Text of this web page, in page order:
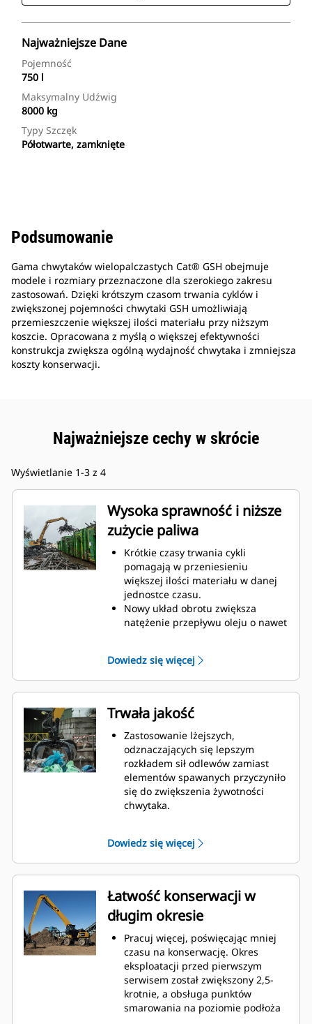
Najważniejsze Dane
Pojemność
750 l
Maksymalny Udźwig
8000 kg
Typy Szczęk
Półotwarte, zamknięte
Podsumowanie
Gama chwytaków wielopalczastych Cat® GSH obejmuje
modele i rozmiary przeznaczone dla szerokiego zakresu
zastosowań. Dzięki krótszym czasom trwania cyklów i
zwiększonej pojemności chwytaki GSH umożliwiają
przemieszczenie większej ilości materiału przy niższym
koszcie. Opracowana z myślą o większej efektywności
konstrukcja zwiększa ogólną wydajność chwytaka i zmniejsza
koszty konserwacji.
Najważniejsze cechy w skrócie
Wyświetlanie 1-3 z 4
Wysoka sprawność i niższe
zużycie paliwa
Krótkie czasy trwania cykli
pomagają w przeniesieniu
większej ilości materiału w danej
jednostce czasu.
Nowy układ obrotu zwiększa
natężenie przepływu oleju o nawet
poprawia całkowity współczynnik
napełnienia o nawet 140–200
procent.
W maszynach Cat są wstępnie
programowane optymalne
ustawienia wydajności chwytaka,
maksymalizujące synergię i
wydajność maszyny oraz chwytaka.
Osiągnij nowe poziomy i korzystaj
z bardziej precyzyjnego
sterowania obrotem. Mała
idealna do zastosowań wewnątrz
obiektów.
Dowiedz się więcej
Trwała jakość
Zastosowanie lżejszych,
odznaczających się lepszym
rozkładem sił odlewów zamiast
elementów spawanych przyczyniło
się do zwiększenia żywotności
chwytaka.
ograniczniki na obudowie
chwytaka zapobiegają
nadmiernemu wysuwaniu się
siłowników i zbędnemu zużyciu
przegubów oraz końcówek palców.
Siła, na której można polegać.
Odznaczające się solidną
konstrukcją wewnętrzne palce i
końcówki są wykonane z wysokiej
jakości stali odpornej na przetarcia
i zużycie spowodowane kontaktem
metalowych powierzchni.
Przeguby są odlewane, co
Dowiedz się więcej
Łatwość konserwacji w
długim okresie
Pracuj więcej, poświęcając mniej
czasu na konserwację. Okres
eksploatacji przed pierwszym
serwisem został zwiększony 2,5-
krotnie, a obsługa punktów
smarowania na poziomie podłoża